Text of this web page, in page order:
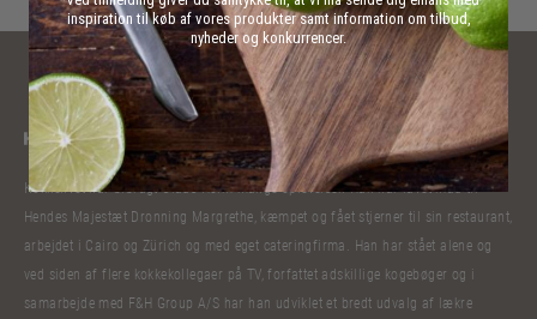
Kokkelivet har bibragt Claus Holm mange oplevelser. Han har lavet mad til
Hendes Majestæt Dronning Margrethe, kæmpet og fået stjerner til sin restaurant,
arbejdet i Cairo og Zürich og med eget cateringfirma. Han har stået alene og
ved siden af flere kokkekollegaer på TV, forfattet adskillige kogebøger og i
samarbejde med F&H Group A/S har han udviklet et bredt udvalg af lækre
inspiration til køb af vores produkter samt information om tilbud,
nyheder og konkurrencer.